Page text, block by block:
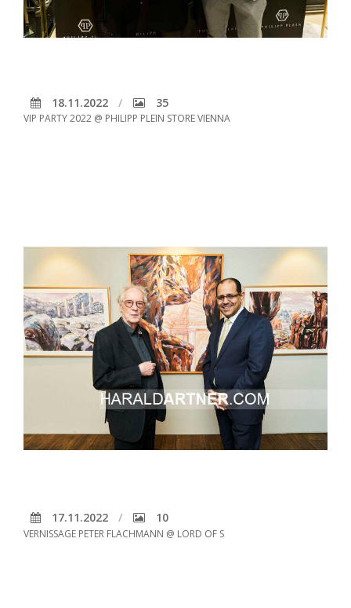
18.11.2022 35
VIP PARTY 2022 @ PHILIPP PLEIN STORE VIENNA
17.11.2022 10
VERNISSAGE PETER FLACHMANN @ LORD OF S